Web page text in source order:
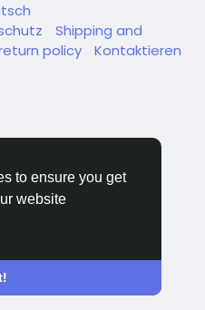
to ensure you get
website
Shipping and
policy
Kontaktieren